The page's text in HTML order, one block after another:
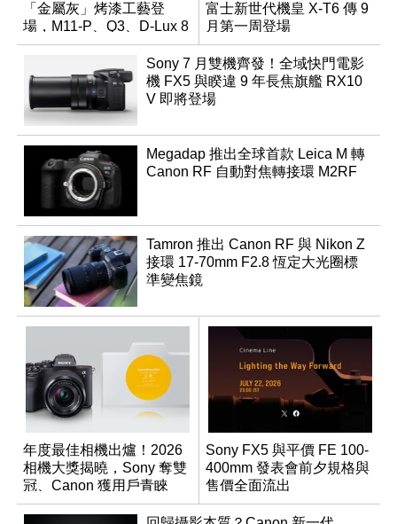
「金屬灰」烤漆工藝登
場，M11-P、Q3、D-Lux 8
領銜換裝
富士新世代機皇 X-T6 傳 9
月第一周登場
Sony 7 月雙機齊發！全域快門電影
機 FX5 與睽違 9 年長焦旗艦 RX10
V 即將登場
Megadap 推出全球首款 Leica M 轉
Canon RF 自動對焦轉接環 M2RF
Tamron 推出 Canon RF 與 Nikon Z
接環 17-70mm F2.8 恆定大光圈標
準變焦鏡
年度最佳相機出爐！2026
相機大獎揭曉，Sony 奪雙
冠、Canon 獲用戶青睞
Sony FX5 與平價 FE 100-
400mm 發表會前夕規格與
售價全面流出